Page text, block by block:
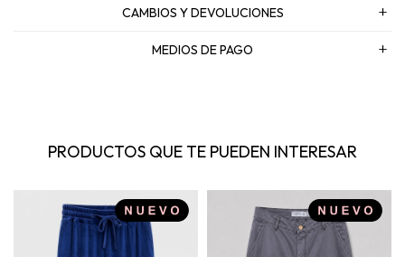
CAMBIOS Y DEVOLUCIONES
MEDIOS DE PAGO
PRODUCTOS QUE TE PUEDEN INTERESAR